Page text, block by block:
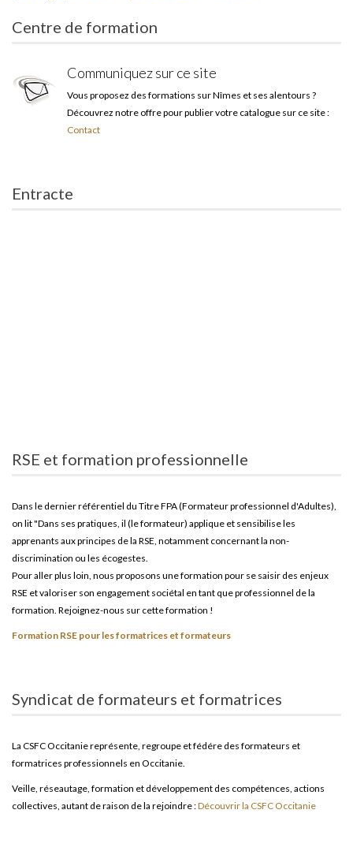
Centre de formation
Communiquez sur ce site
Vous proposez des formations sur Nîmes et ses alentours ?
Découvrez notre offre pour publier votre catalogue sur ce site :
Contact
Entracte
RSE et formation professionnelle
Dans le dernier référentiel du Titre FPA (Formateur professionnel d'Adultes),
on lit "Dans ses pratiques, il (le formateur) applique et sensibilise les
apprenants aux principes de la RSE, notamment concernant la non-
discrimination ou les écogestes.
Pour aller plus loin, nous proposons une formation pour se saisir des enjeux
RSE et valoriser son engagement sociétal en tant que professionnel de la
formation. Rejoignez-nous sur cette formation !
Formation RSE pour les formatrices et formateurs
Syndicat de formateurs et formatrices
La CSFC Occitanie représente, regroupe et fédére des formateurs et
formatrices professionnels en Occitanie.
Veille, réseautage, formation et développement des compétences, actions
collectives, autant de raison de la rejoindre :Découvrir la CSFC Occitanie